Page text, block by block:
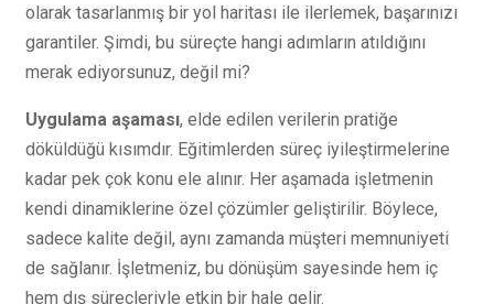
olarak tasarlanmış bir yol haritası ile ilerlemek, başarınızı
garantiler. Şimdi, bu süreçte hangi adımların atıldığını
merak ediyorsunuz, değil mi?
Uygulama aşaması, elde edilen verilerin pratiğe
döküldüğü kısımdır. Eğitimlerden süreç iyileştirmelerine
kadar pek çok konu ele alınır. Her aşamada işletmenin
kendi dinamiklerine özel çözümler geliştirilir. Böylece,
sadece kalite değil, aynı zamanda müşteri memnuniyeti
de sağlanır. İşletmeniz, bu dönüşüm sayesinde hem iç
hem dış süreçleriyle etkin bir hale gelir.